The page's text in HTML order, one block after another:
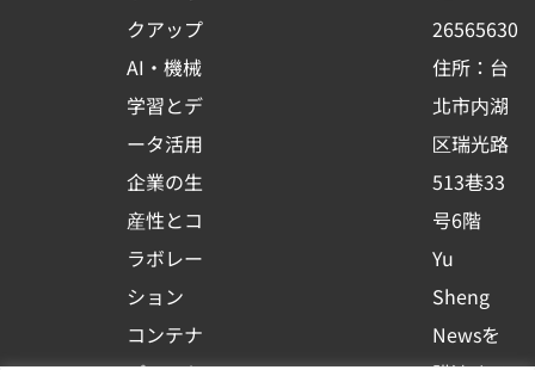
クアップ
AI・機械
学習とデ
ータ活用
企業の生
産性とコ
ラボレー
ション
コンテナ
k
-
s
q
u
a
r
e
n
26565630
住所：台
北市内湖
区瑞光路
513巷33
号6階
Yu
Sheng
Newsを